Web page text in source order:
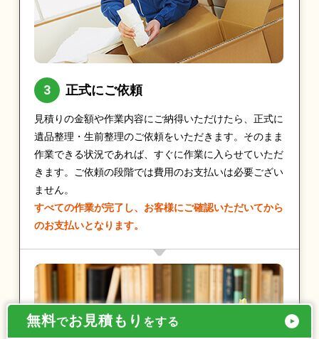
正式にご依頼
見積りの金額や作業内容にご納得いただけたら、正式に
遺品整理・生前整理のご依頼をいただきます。そのまま
作業できる状況であれば、すぐに作業に入らせていただ
きます。ご依頼の段階では費用のお支払いは必要ござい
ません。
すべての作業が完了し、お客様にご確認いただいてから
のお支払いとなります。
無料でお見積もり をする